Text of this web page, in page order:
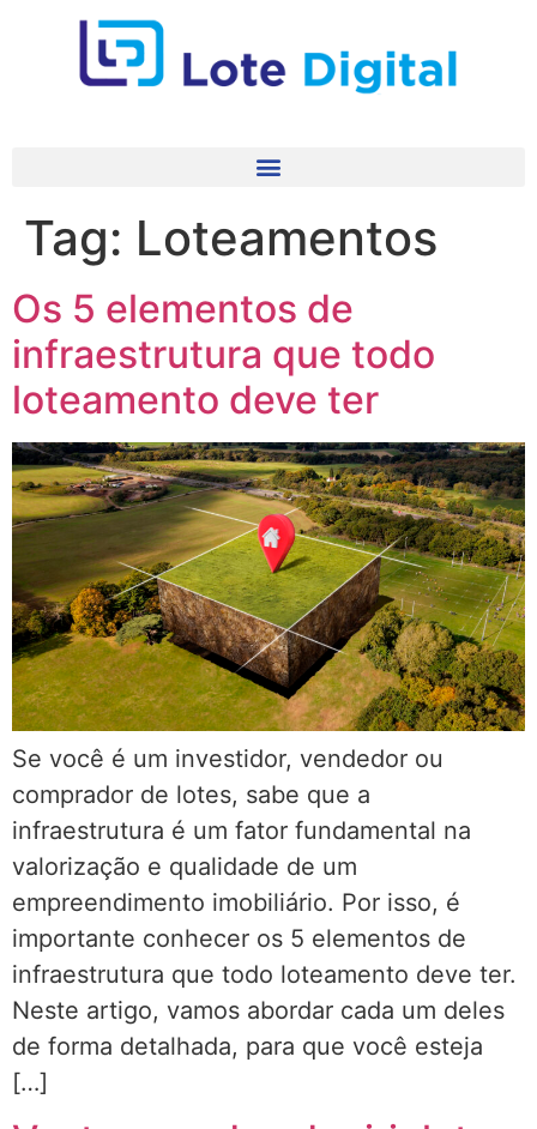
Tag: Loteamentos
Os 5 elementos de
infraestrutura que todo
loteamento deve ter
Se você é um investidor, vendedor ou
comprador de lotes, sabe que a
infraestrutura é um fator fundamental na
valorização e qualidade de um
empreendimento imobiliário. Por isso, é
importante conhecer os 5 elementos de
infraestrutura que todo loteamento deve ter.
Neste artigo, vamos abordar cada um deles
de forma detalhada, para que você esteja
[…]